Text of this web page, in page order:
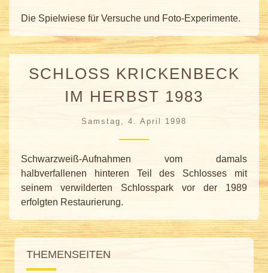
Die Spielwiese für Versuche und Foto-Experimente.
SCHLOSS KRICKENBECK
IM HERBST 1983
Samstag, 4. April 1998
Schwarzweiß-Aufnahmen vom damals
halbverfallenen hinteren Teil des Schlosses mit
seinem verwilderten Schlosspark vor der 1989
erfolgten Restaurierung.
THEMENSEITEN